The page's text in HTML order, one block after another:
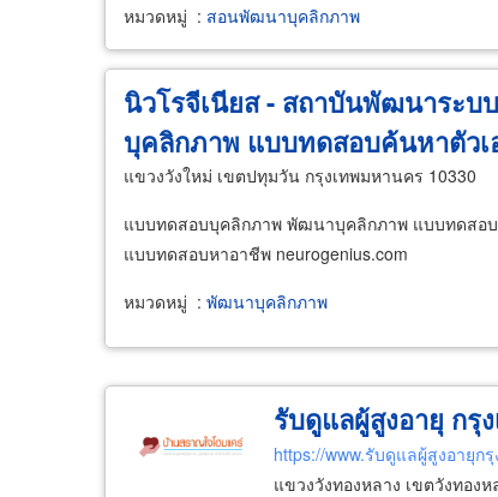
หมวดหมู่ : สอนพัฒนาบุคลิกภาพ
นิวโรจีเนียส - สถาบันพัฒนาระ
บุคลิกภาพ แบบทดสอบค้นหาตัวเ
แขวงวังใหม่ เขตปทุมวัน กรุงเทพมหานคร 10330
แบบทดสอบบุคลิกภาพ พัฒนาบุคลิกภาพ แบบทดสอ
แบบทดสอบหาอาชีพ neurogenius.com
หมวดหมู่ : พัฒนาบุคลิกภาพ
รับดูแลผู้สูงอายุ กรุ
https://www.รับดูแลผู้สูงอายุกรุ
แขวงวังทองหลาง เขตวังทอง